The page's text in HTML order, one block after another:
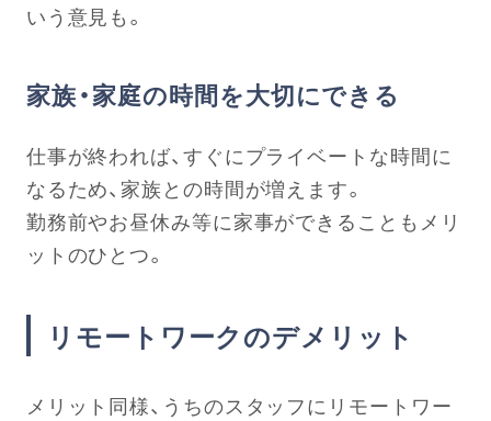
いう意見も。
家族・家庭の時間を大切にできる
仕事が終われば、すぐにプライベートな時間に
なるため、家族との時間が増えます。
勤務前やお昼休み等に家事ができることもメリ
ットのひとつ。
リモートワークのデメリット
メリット同様、うちのスタッフにリモートワー